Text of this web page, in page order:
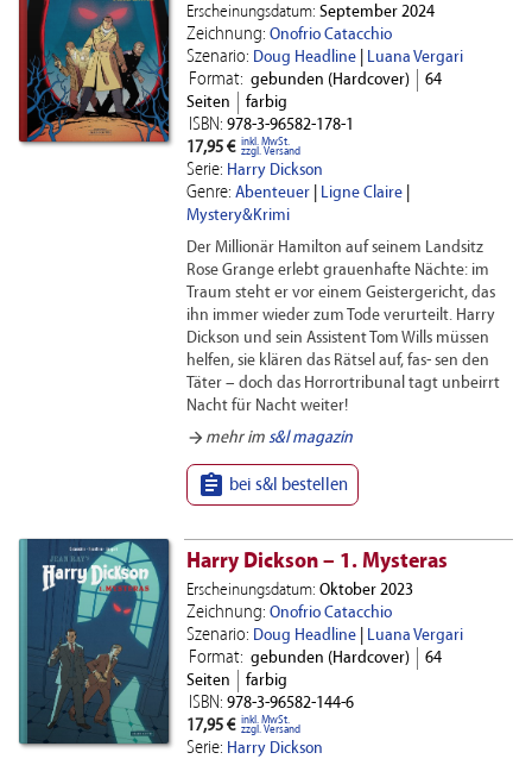
Erscheinungsdatum: September 2024
Zeichnung: Onofrio Catacchio
Szenario: Doug Headline| Luana Vergari
Format: gebunden (Hardcover)
64
Seiten
farbig
ISBN: 978-3-96582-178-1
17,95 € inkl. MwSt.
zzgl. Versand
Serie: Harry Dickson
Genre: Abenteuer| Ligne Claire|
Mystery&Krimi
Der Millionär Hamilton auf seinem Landsitz
Rose Grange erlebt grauenhafte Nächte: im
Traum steht er vor einem Geistergericht, das
ihn immer wieder zum Tode verurteilt. Harry
Dickson und sein Assistent Tom Wills müssen
helfen, sie klären das Rätsel auf, fas- sen den
Täter – doch das Horrortribunal tagt unbeirrt
Nacht für Nacht weiter!
arrow_forward mehr im s&l magazin
 bei s&l bestellen
Harry Dickson – 1. Mysteras
Erscheinungsdatum: Oktober 2023
Zeichnung: Onofrio Catacchio
Szenario: Doug Headline| Luana Vergari
Format: gebunden (Hardcover)
64
Seiten
farbig
ISBN: 978-3-96582-144-6
17,95 € inkl. MwSt.
zzgl. Versand
Serie: Harry Dickson